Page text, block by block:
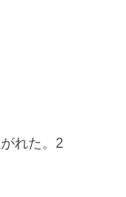
れた。2